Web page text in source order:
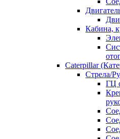
Кабина,
Caterpillar
Стрела/
ГЦ